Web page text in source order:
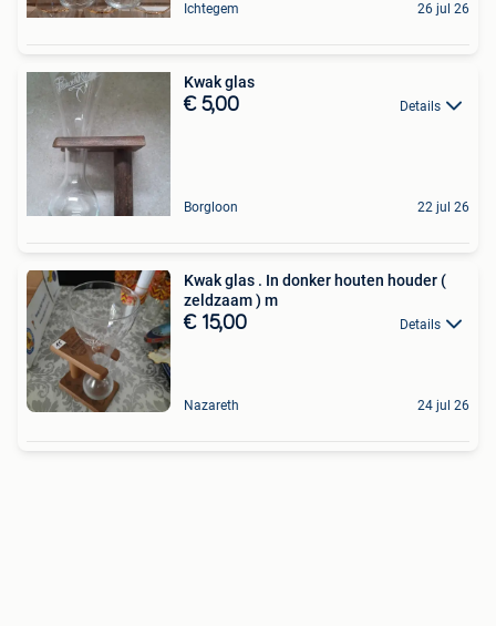
Ichtegem 26 jul 26
Kwak glas
€ 5,00 Details
Borgloon 22 jul 26
Kwak glas . In donker houten houder (
zeldzaam ) m
€ 15,00 Details
Nazareth 24 jul 26